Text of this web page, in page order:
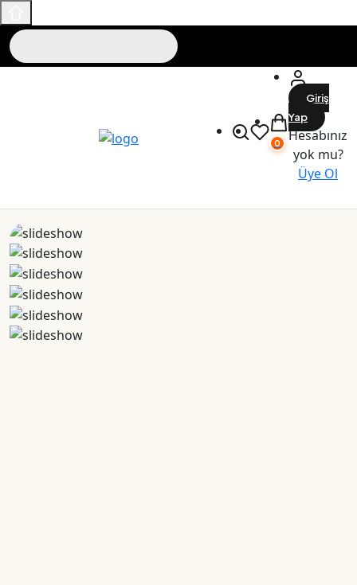
0
Giriş
Yap
Hesabınız
yok mu?
Üye Ol
Maslak Outlet